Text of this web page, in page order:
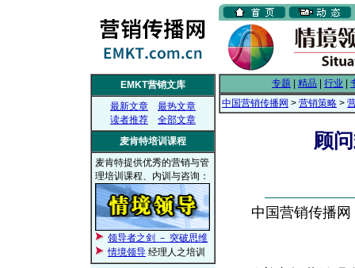
EMKT营销文库
最新文章
最热文章
读者推荐
全部文章
麦肯特培训课程
麦肯特提供优秀的营销与管
理培训课程、内训与咨询：
领导者之剑 － 突破思维
情境领导 经理人之培训
专题 精品 行业
中国营销传播网 > 营销策略 >
顾
中国营销传播